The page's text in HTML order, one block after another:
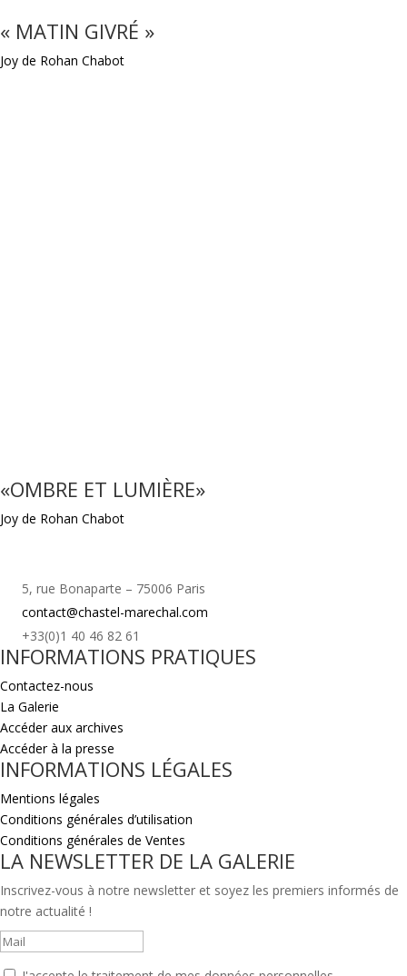
« MATIN GIVRÉ »
Joy de Rohan Chabot
«OMBRE ET LUMIÈRE»
Joy de Rohan Chabot
5, rue Bonaparte – 75006 Paris
contact@chastel-marechal.com
+33(0)1 40 46 82 61
INFORMATIONS PRATIQUES
Contactez-nous
La Galerie
Accéder aux archives
Accéder à la presse
INFORMATIONS LÉGALES
Mentions légales
Conditions générales d’utilisation
Conditions générales de Ventes
LA NEWSLETTER DE LA GALERIE
Inscrivez-vous à notre newsletter et soyez les premiers informés de
notre actualité !